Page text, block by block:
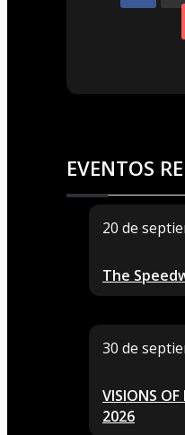
EVENTOS
20 de
The
30 de
VISIONS OF
2026